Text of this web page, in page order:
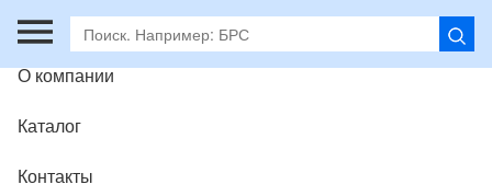
Главная
О компании
Каталог
Контакты